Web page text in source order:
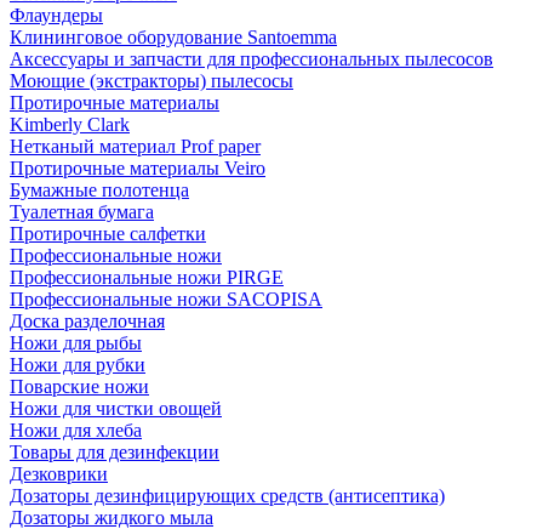
Флаундеры
Клининговое оборудование Santoemma
Аксессуары и запчасти для профессиональных пылесосов
Моющие (экстракторы) пылесосы
Протирочные материалы
Kimberly Clark
Нетканый материал Prof paper
Протирочные материалы Veiro
Бумажные полотенца
Туалетная бумага
Протирочные салфетки
Профессиональные ножи
Профессиональные ножи PIRGE
Профессиональные ножи SACOPISA
Доска разделочная
Ножи для рыбы
Ножи для рубки
Поварские ножи
Ножи для чистки овощей
Ножи для хлеба
Товары для дезинфекции
Дезковрики
Дозаторы дезинфицирующих средств (антисептика)
Дозаторы жидкого мыла